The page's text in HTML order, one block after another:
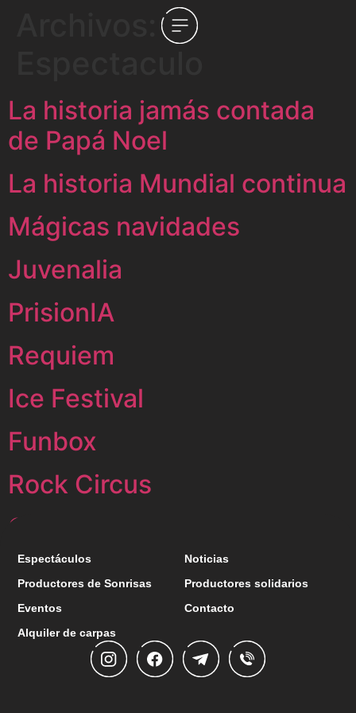
La historia jamás contada
de Papá Noel
La historia Mundial continua
Mágicas navidades
Juvenalia
PrisionIA
Requiem
Ice Festival
Funbox
Rock Circus
Gran Circo Mundial
anteriores
Espectáculos
Productores de Sonrisas
Eventos
Alquiler de carpas
Noticias
Productores solidarios
Contacto